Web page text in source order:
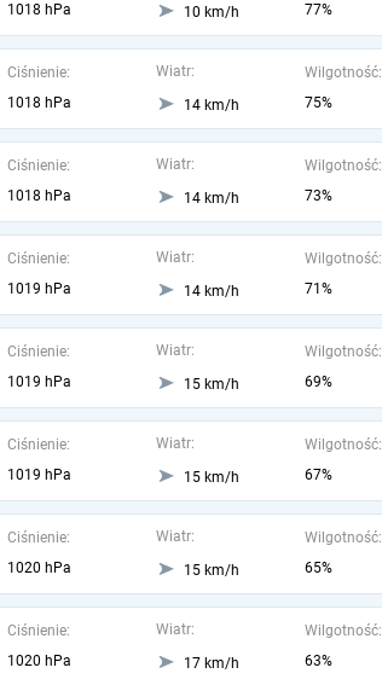
1018 hPa
10 km/h
77%
Ciśnienie:
1018 hPa
Wiatr:
14 km/h
Wilgotność:
75%
Ciśnienie:
1018 hPa
Wiatr:
14 km/h
Wilgotność:
73%
Ciśnienie:
1019 hPa
Wiatr:
14 km/h
Wilgotność:
71%
Ciśnienie:
1019 hPa
Wiatr:
15 km/h
Wilgotność:
69%
Ciśnienie:
1019 hPa
Wiatr:
15 km/h
Wilgotność:
67%
Ciśnienie:
1020 hPa
Wiatr:
15 km/h
Wilgotność:
65%
Ciśnienie:
1020 hPa
Wiatr:
17 km/h
Wilgotność:
63%